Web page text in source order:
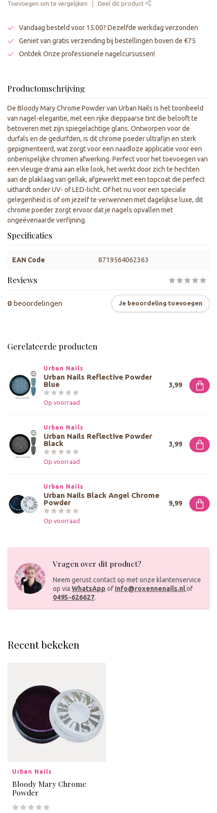
Toevoegen om te vergelijken Deel dit product
Vandaag besteld voor 15:00? Dezelfde werkdag verzonden
Geniet van gratis verzending bij bestellingen boven de €75
Ontdek Onze professionele nagelcursussen!
Productomschrijving
De Bloody Mary Chrome Powder van Urban Nails is het toonbeeld
van nagel-elegantie, met een rijke dieppaarse tint die belooft te
betoveren met zijn spiegelachtige glans. Ontworpen voor de
durfals en de gedurfden, is dit chrome poeder ultrafijn en sterk
gepigmenteerd, wat zorgt voor een naadloze applicatie voor een
onberispelijke chromen afwerking. Perfect voor het toevoegen van
een vleugje drama aan elke look, het werkt door zich te hechten
aan de plaklaag van gellak, afgewerkt met een topcoat die perfect
uithardt onder UV- of LED-licht. Of het nu voor een speciale
gelegenheid is of om jezelf te verwennen met dagelijkse luxe, dit
chrome poeder zorgt ervoor dat je nagels opvallen met
ongeëvenaarde verfijning.
Specificaties
EAN Code 8719564062363
Reviews
0 beoordelingen Je beoordeling toevoegen
Gerelateerde producten
Urban Nails
Urban Nails Reflective Powder
Blue
Op voorraad
3,99
Urban Nails
Urban Nails Reflective Powder
Black
Op voorraad
3,99
Urban Nails
Urban Nails Black Angel Chrome
Powder
Op voorraad
9,99
Vragen over dit product?
Neem gerust contact op met onze klantenservice
op via WhatsApp of info@roxennenails.nlof
0495-626627.
Recent bekeken
Urban Nails
Bloody Mary Chrome
Powder